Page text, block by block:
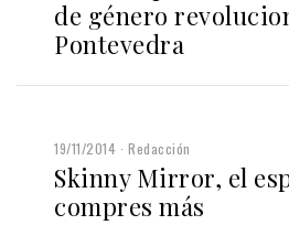
de género
Pontevedra
19/11/2014 Redacción
Skinny Mirror, el
compres más